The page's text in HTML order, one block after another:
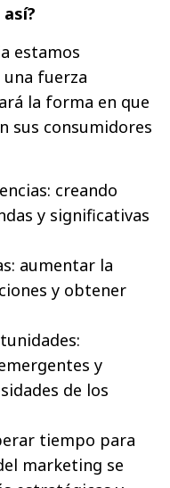
estamos
una fuerza
la forma en que
sus consumidores
creando
y significativas
aumentar la
y obtener
y
de los
tiempo para
marketing se